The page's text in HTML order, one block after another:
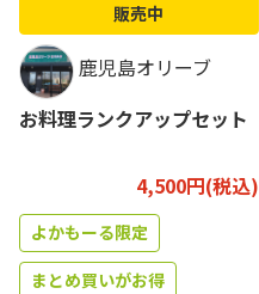
販売中
鹿児島オリーブ
お料理ランクアップセット
4,500円(税込)
よかもーる限定
まとめ買いがお得